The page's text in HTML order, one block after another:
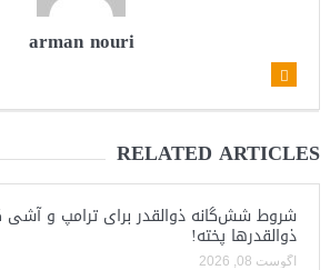
arman nouri
RELATED ARTICLES
شروط شش‌گانه ذوالقدر برای ترامپ و آشی
ذوالقدرها پخته!
آگوست 08, 2026